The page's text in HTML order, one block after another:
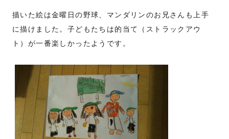
描いた絵は金曜日の野球、マンダリンのお兄さんも上手
に描けました。子どもたちは的当て（ストラックアウ
ト）が一番楽しかったようです。